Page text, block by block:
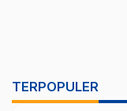
TERPOPULER